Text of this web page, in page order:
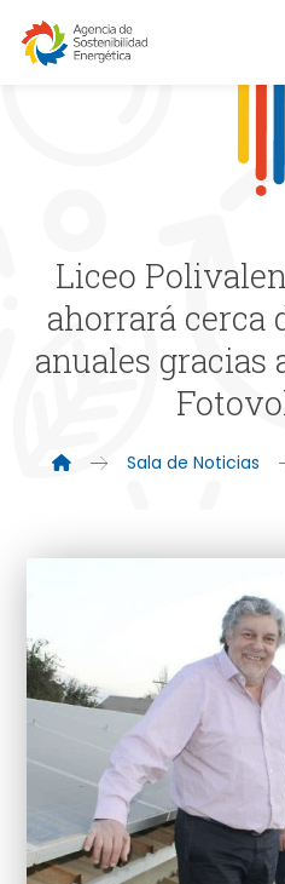
Liceo
ahorrará cerca
anuales gracias
Sala de Noticias